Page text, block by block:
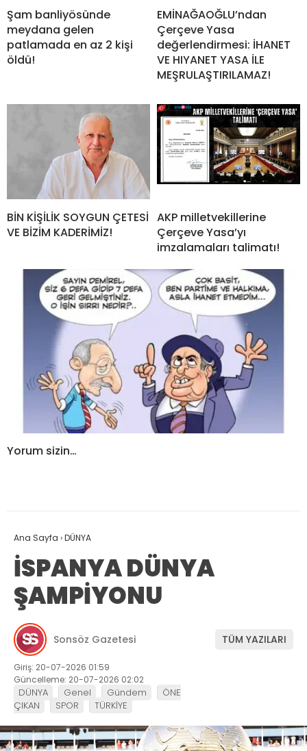
Şam banliyösünde
meydana gelen
patlamada en az 2 kişi
öldü!
EMİNAĞAOĞLU’ndan
Çerçeve Yasa
değerlendirmesi: İHANET
VE HIYANET YASA İLE
MEŞRULAŞTIRILAMAZ!
BİN KİŞİLİK SOYGUN ÇETESİ
VE BİZİM KADERİMİZ!
AKP milletvekillerine
Çerçeve Yasa’yı
imzalamaları talimatı!
Yorum sizin…
Ana Sayfa ›DÜNYA
İSPANYA DÜNYA
ŞAMPİYONU
Sonsöz Gazetesi TÜM YAZILARI
Giriş: 20-07-2026 01:59
Güncelleme: 20-07-2026 02:02
DÜNYA Genel Gündem
ÖNE
ÇIKAN
SPOR TÜRKİYE